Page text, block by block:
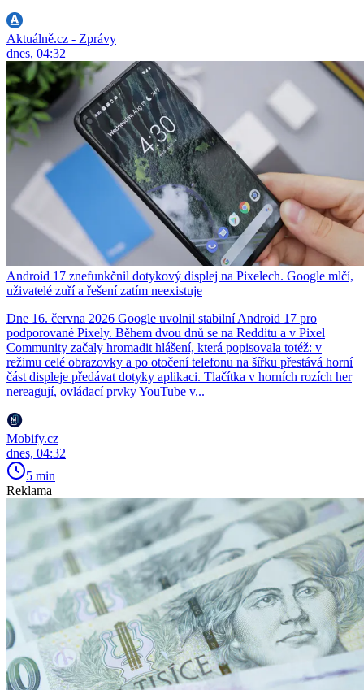
Aktuálně.cz - Zprávy
dnes, 04:32
Android 17 znefunkčnil dotykový displej na Pixelech. Google mlčí,
uživatelé zuří a řešení zatím neexistuje
Dne 16. června 2026 Google uvolnil stabilní Android 17 pro
podporované Pixely. Během dvou dnů se na Redditu a v Pixel
Community začaly hromadit hlášení, která popisovala totéž: v
režimu celé obrazovky a po otočení telefonu na šířku přestává horní
část displeje předávat dotyky aplikaci. Tlačítka v horních rozích her
nereagují, ovládací prvky YouTube v...
Mobify.cz
dnes, 04:32
5 min
Reklama